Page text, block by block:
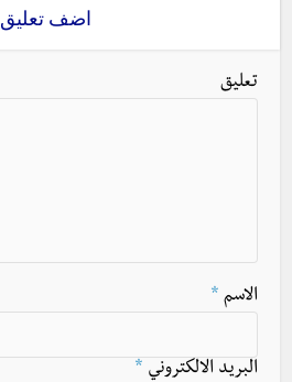
اضف تعليق
تعليق
الاسم *
البريد الالكتروني *